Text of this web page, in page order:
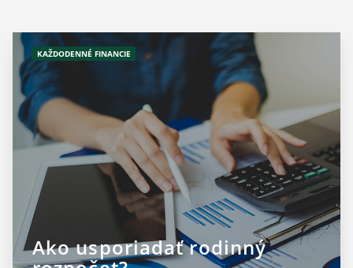
KAŽDODENNÉ FINANCIE
Ako usporiadať rodinný